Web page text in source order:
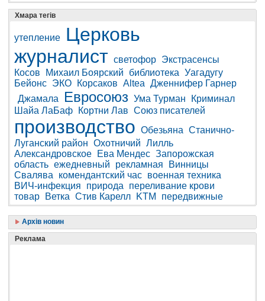
Хмара тегів
утепление
Церковь
журналист светофор Экстрасенсы
Косов
Михаил Боярский библиотека Уагадугу
Бейонс ЭКО Корсаков Altea Дженнифер Гарнер
Джамала
Евросоюз Ума Турман
Криминал
Шайа ЛаБаф
Кортни Лав Союз писателей
производство Обезьяна Станично-
Луганский район Охотничий Лилль
Александровское
Ева Мендес Запорожская
область ежедневный рекламная
Винницы
Свалява
комендантский час военная техника
ВИЧ-инфекция
природа
переливание крови
товар
Ветка Стив Карелл KTM передвижные
Архів новин
Реклама